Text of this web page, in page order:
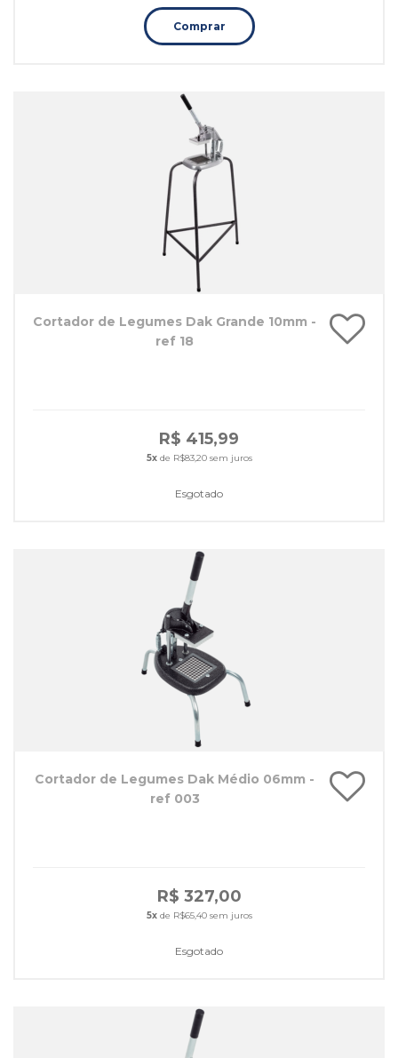
Comprar
Cortador de Legumes Dak Grande 10mm -
ref 18
R$ 415,99
5xde R$83,20 sem juros
Esgotado
Cortador de Legumes Dak Médio 06mm -
ref 003
R$ 327,00
5xde R$65,40 sem juros
Esgotado